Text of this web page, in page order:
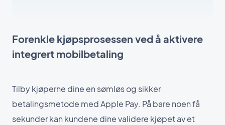
Forenkle kjøpsprosessen ved å aktivere
integrert mobilbetaling
Tilby kjøperne dine en sømløs og sikker
betalingsmetode med Apple Pay. På bare noen få
sekunder kan kundene dine validere kjøpet av et